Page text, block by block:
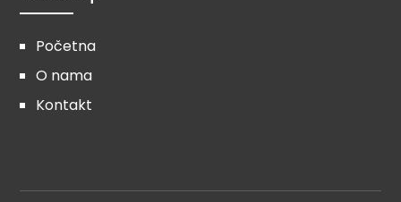
Početna
O nama
Kontakt